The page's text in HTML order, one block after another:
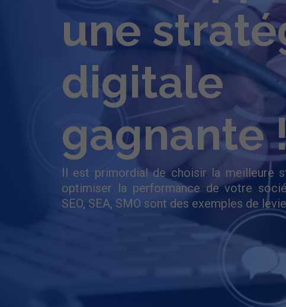
une
digitale
gagnante
Il est primordial de choisir la meilleure
optimiser la performance de votre
SEO, SEA, SMO sont des exemples de